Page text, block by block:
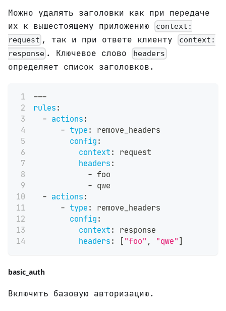
Можно удалять заголовки как при передаче
их к вышестоящему приложению
context:
request , так и при ответе клиенту
context:
response . Ключевое слово headers
определяет список заголовков.
---
rules :
- actions :
- type :
remove_headers
config :
context :
request
headers :
- foo
- qwe
- actions :
- type :
remove_headers
config :
context :
response
headers : [ "foo" , "qwe" ]
basic_auth
Включить базовую авторизацию.